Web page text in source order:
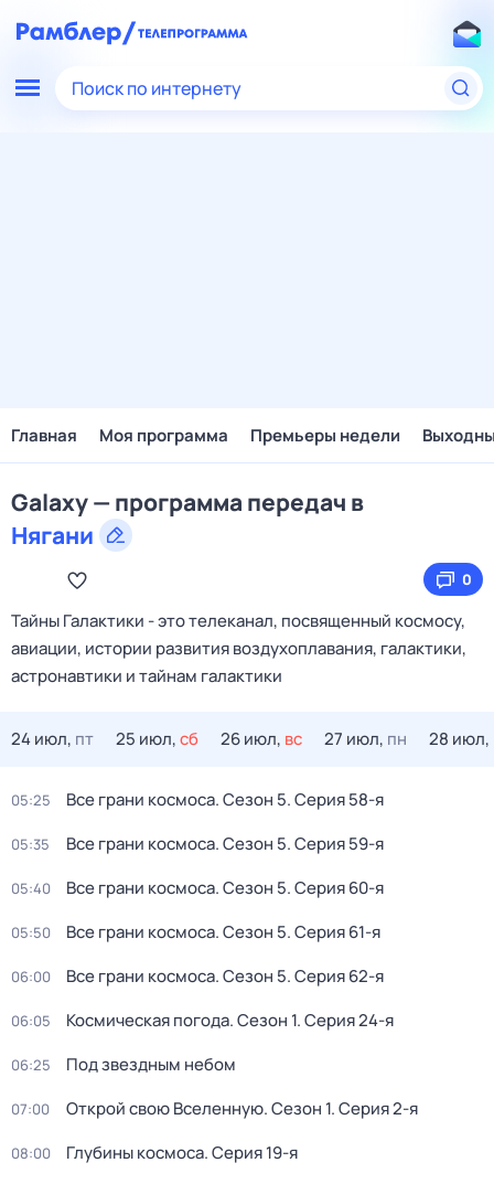
Поиск по интернету
Главная Моя программа Премьеры недели
Galaxy — программа передач в
Нягани
0
Тайны Галактики - это телеканал, посвященный космосу,
авиации, истории развития воздухоплавания, галактики,
астронавтики и тайнам галактики
24 июл, пт 25 июл,сб 26 июл, вс 27 июл, пн 28 июл,
05:25 Все грани космоса. Сезон 5. Серия 58-я
05:35 Все грани космоса. Сезон 5. Серия 59-я
05:40 Все грани космоса. Сезон 5. Серия 60-я
05:50 Все грани космоса. Сезон 5. Серия 61-я
06:00 Все грани космоса. Сезон 5. Серия 62-я
06:05 Космическая погода. Сезон 1. Серия 24-я
06:25 Под звездным небом
07:00 Открой свою Вселенную. Сезон 1. Серия 2-я
08:00 Глубины космоса. Серия 19-я